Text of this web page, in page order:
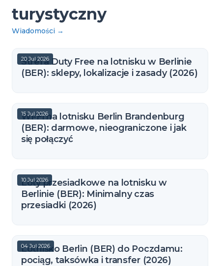
turystyczny
Wiadomości →
20 Jul 2026
Strefa Duty Free na lotnisku w Berlinie
(BER): sklepy, lokalizacje i zasady (2026)
15 Jul 2026
Wi-Fi na lotnisku Berlin Brandenburg
(BER): darmowe, nieograniczone i jak
się połączyć
10 Jul 2026
Loty przesiadkowe na lotnisku w
Berlinie (BER): Minimalny czas
przesiadki (2026)
04 Jul 2026
Lotnisko Berlin (BER) do Poczdamu:
pociąg, taksówka i transfer (2026)